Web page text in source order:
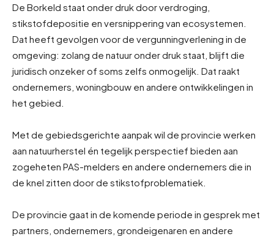
De Borkeld staat onder druk door verdroging,
stikstofdepositie en versnippering van ecosystemen.
Dat heeft gevolgen voor de vergunningverlening in de
omgeving: zolang de natuur onder druk staat, blijft die
juridisch onzeker of soms zelfs onmogelijk. Dat raakt
ondernemers, woningbouw en andere ontwikkelingen in
het gebied.
Met de gebiedsgerichte aanpak wil de provincie werken
aan natuurherstel én tegelijk perspectief bieden aan
zogeheten PAS-melders en andere ondernemers die in
de knel zitten door de stikstofproblematiek.
De provincie gaat in de komende periode in gesprek met
partners, ondernemers, grondeigenaren en andere